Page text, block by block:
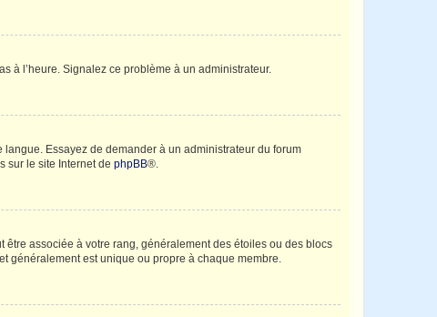
à l’heure. Signalez ce problème à un administrateur.
Essayez de demander à un administrateur du forum
sur le site Internet de phpBB®.
être associée à votre rang, généralement des étoiles ou des blocs
généralement est unique ou propre à chaque membre.